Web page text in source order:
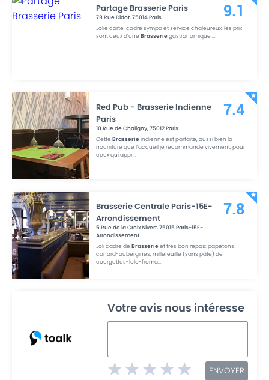
Partage Brasserie Paris
79 Rue Didot,75014Paris
Jolie carte, cadre sympa et service chaleureux, les prix
sont ceux d’uneBrasseriegastronomique....
9.1
Red Pub - Brasserie Indienne
Paris
10 Rue de Chaligny,75012Paris
CetteBrasserieindienne est parfaite, aussi bien la
nourriture que l’accueil je recommande vivement, pour
ceux qui appr...
7.4
Brasserie Centrale Paris-15E-
Arrondissement
5 Rue de la Croix Nivert,75015Paris-15E-
Arrondissement
Joli cadre deBrasserieet très bon repas: papetons
canard-aubergines, millefeuille (sans pâte) de
courgettes-lolo-froma...
7.8
Votre avis nous intéresse
ENVOYER